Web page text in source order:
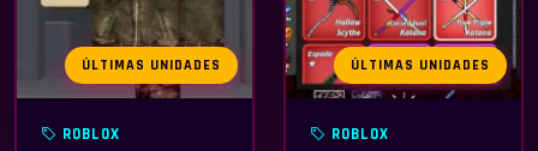
ÚLTIMAS UNIDADES
ROBLOX
ÚLTIMAS UNIDADES
ROBLOX